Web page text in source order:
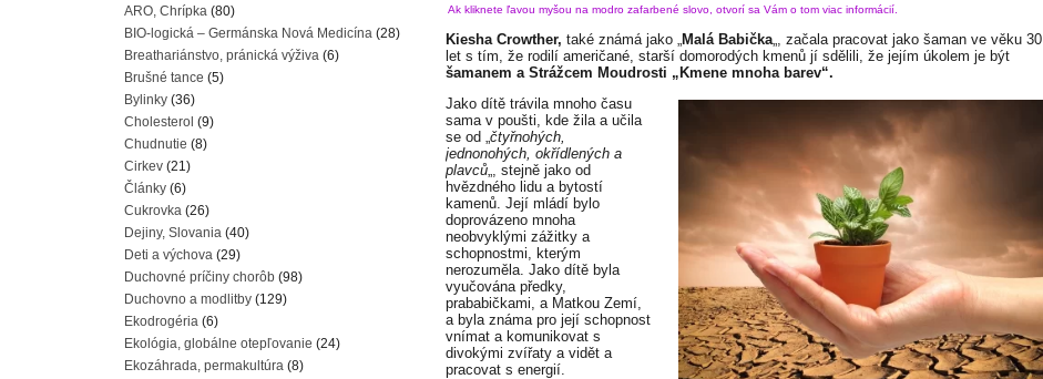
Ak kliknete ľavou myšou na modro zafarbené slovo, otvorí sa Vám o tom viac informácií.
Kiesha Crowther, také známá jako „Malá Babička„, začala pracovat jako šaman ve věku 30
let s tím, že rodilí američané, starší domorodých kmenů jí sdělili, že jejím úkolem je být
šamanem a Strážcem Moudrosti „Kmene mnoha barev“.
Jako dítě trávila mnoho času
sama v poušti, kde žila a učila
se od „čtyřnohých,
jednonohých, okřídlených a
plavců„, stejně jako od
hvězdného lidu a bytostí
kamenů. Její mládí bylo
doprovázeno mnoha
neobvyklými zážitky a
schopnostmi, kterým
nerozuměla. Jako dítě byla
vyučována předky,
prababičkami, a Matkou Zemí,
a byla známa pro její schopnost
vnímat a komunikovat s
divokými zvířaty a vidět a
pracovat s energií.
ARO, Chrípka (80)
BIO-logická – Germánska Nová Medicína (28)
Breathariánstvo, pránická výživa (6)
Brušné tance (5)
Bylinky (36)
Cholesterol (9)
Chudnutie (8)
Cirkev (21)
Články (6)
Cukrovka (26)
Dejiny, Slovania (40)
Deti a výchova (29)
Duchovné príčiny chorôb (98)
Duchovno a modlitby (129)
Ekodrogéria (6)
Ekológia, globálne otepľovanie (24)
Ekozáhrada, permakultúra (8)